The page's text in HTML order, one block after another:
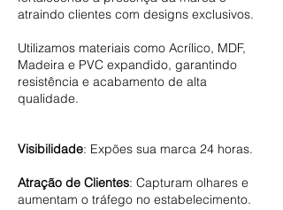
atraindo clientes com designs exclusivos.
Utilizamos materiais como Acrílico, MDF,
Madeira e PVC expandido, garantindo
resistência e acabamento de alta
qualidade.
Visibilidade: Expões sua marca 24 horas.
Atração de Clientes: Capturam olhares e
aumentam o tráfego no estabelecimento.